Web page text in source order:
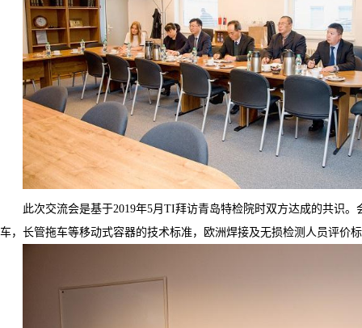
此次交流会是基于2019年5月 TI拜访青岛特检院时双方达成的共识
车，长管拖车等移动式容器的技术标准，欧洲焊接及无损检测人员评价